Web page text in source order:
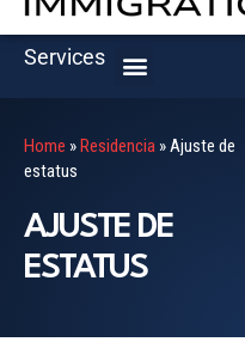
Services
Home »Residencia »Ajuste de
estatus
AJUSTE DE
ESTATUS